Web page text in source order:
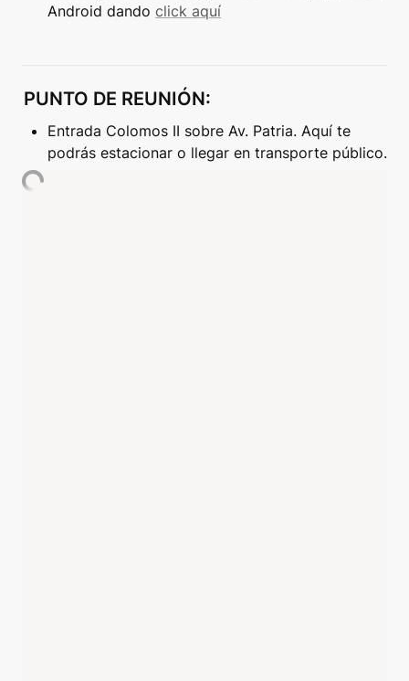
Android dando click aquí
PUNTO DE REUNIÓN:
Entrada Colomos II sobre Av. Patria. Aquí te
podrás estacionar o llegar en transporte público.